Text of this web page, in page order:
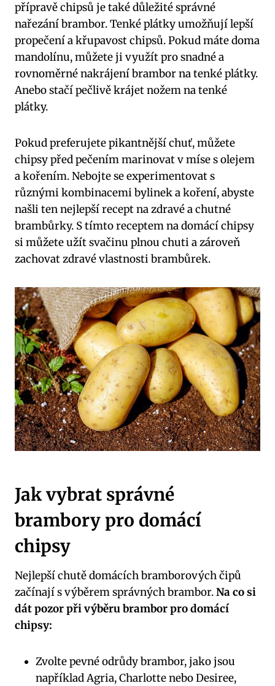
přípravě chipsů je také důležité správné
nařezání brambor. Tenké plátky umožňují lepší
propečení a křupavost chipsů. Pokud máte doma
mandolínu, můžete ji využít pro snadné a
rovnoměrné nakrájení brambor na tenké plátky.
Anebo stačí pečlivě krájet nožem na tenké
plátky.
Pokud preferujete pikantnější chuť, můžete
chipsy před pečením marinovat v míse s olejem
a kořením. Nebojte se experimentovat s
různými kombinacemi bylinek a koření, abyste
našli ten nejlepší recept na zdravé a chutné
brambůrky. S tímto receptem na domácí chipsy
si můžete užít svačinu plnou chuti a zároveň
zachovat zdravé vlastnosti brambůrek.
Jak vybrat správné
brambory pro domácí
chipsy
Nejlepší chutě domácích bramborových čipů
začínají s výběrem správných brambor.Na co si
dát pozor při výběru brambor pro domácí
chipsy:
Zvolte pevné odrůdy brambor, jako jsou
například Agria, Charlotte nebo Desiree,